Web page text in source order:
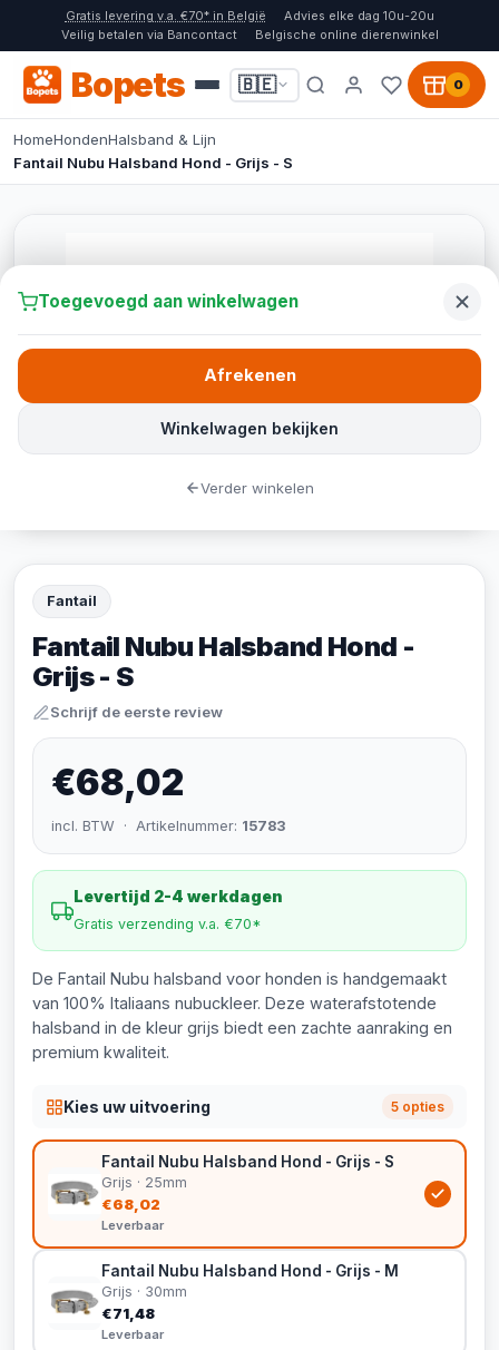
Gratis levering v.a. €70* in België
Advies elke dag 10u-20u
Veilig betalen via Bancontact
Belgische online dierenwinkel
Bopets 🇧🇪 0
HomeHondenHalsband & Lijn
Fantail Nubu Halsband Hond - Grijs - S
Fantail
Fantail Nubu Halsband Hond -
Grijs - S
Schrijf de eerste review
€68,02
incl. BTW · Artikelnummer: 15783
Levertijd 2-4 werkdagen
Gratis verzending v.a. €70*
De Fantail Nubu halsband voor honden is handgemaakt
van 100% Italiaans nubuckleer. Deze waterafstotende
halsband in de kleur grijs biedt een zachte aanraking en
premium kwaliteit.
Kies uw uitvoering 5 opties
Fantail Nubu Halsband Hond - Grijs - S
Grijs · 25mm
€68,02
Leverbaar
Fantail Nubu Halsband Hond - Grijs - M
Grijs · 30mm
€71,48
Leverbaar
Toegevoegd aan winkelwagen
Winkelwagen bekijken
Afrekenen
Verder winkelen